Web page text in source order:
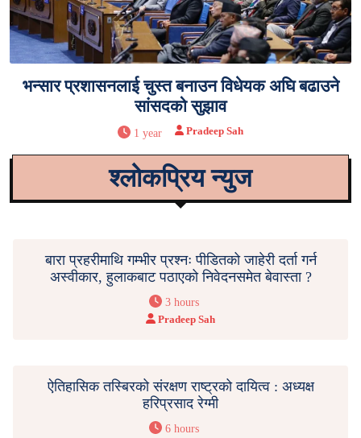
भन्सार प्रशासनलाई चुस्त बनाउन विधेयक अघि बढाउने
सांसदको सुझाव
1 year Pradeep Sah
श्लोकप्रिय न्युज
बारा प्रहरीमाथि गम्भीर प्रश्नः पीडितको जाहेरी दर्ता गर्न
अस्वीकार, हुलाकबाट पठाएको निवेदनसमेत बेवास्ता ?
3 hours
Pradeep Sah
ऐतिहासिक तस्बिरको संरक्षण राष्ट्रको दायित्व : अध्यक्ष
हरिप्रसाद रेग्मी
6 hours